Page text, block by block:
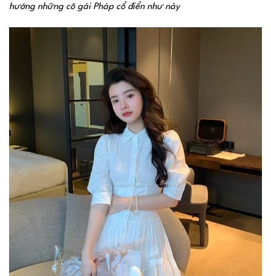
hướng những cô gái Pháp cổ điển như này